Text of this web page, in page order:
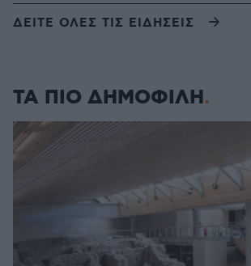
ΔΕΙΤΕ ΟΛΕΣ ΤΙΣ ΕΙΔΗΣΕΙΣ
ΤΑ ΠΙΟ ΔΗΜΟΦΙΛΗ